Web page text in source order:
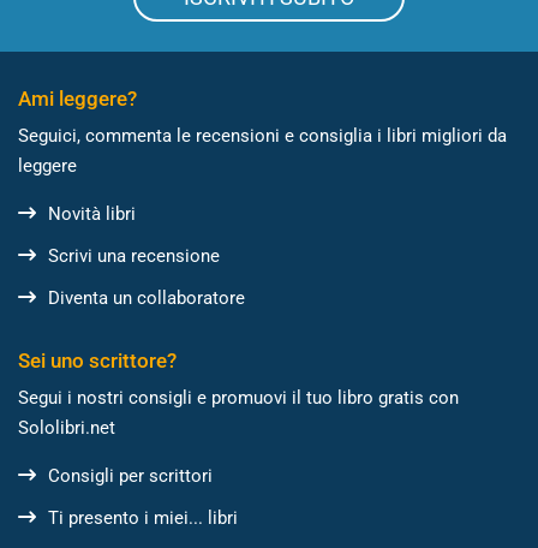
Ami leggere?
Seguici, commenta le recensioni e consiglia i libri migliori da
leggere
Novità libri
Scrivi una recensione
Diventa un collaboratore
Sei uno scrittore?
Segui i nostri consigli e promuovi il tuo libro gratis con
Sololibri.net
Consigli per scrittori
Ti presento i miei... libri